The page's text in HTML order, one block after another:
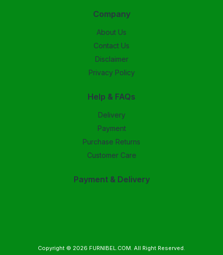
Company
About Us
Contact Us
Disclaimer
Privacy Policy
Help & FAQs
Delivery
Payment
Purchase Returns
Customer Care
Payment & Delivery
Copyright © 2026 FURNIBEL.COM. All Right Reserved.